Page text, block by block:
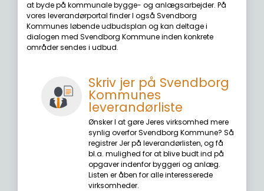
at byde på kommunale bygge- og anlægsarbejder. På
vores leverandørportal finder I også Svendborg
Kommunes løbende udbudsplan og kan deltage i
dialogen med Svendborg Kommune inden konkrete
områder sendes i udbud.
Skriv jer på Svendborg
Kommunes
leverandørliste
Ønsker I at gøre Jeres virksomhed mere
synlig overfor Svendborg Kommune? Så
registrer Jer på leverandørlisten, og få
bl.a. mulighed for at blive budt ind på
opgaver indenfor byggeri og anlæg.
Listen er åben for alle interesserede
virksomheder.